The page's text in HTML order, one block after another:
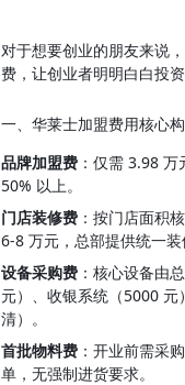
对于想要创业的朋友来说
费，让创业者明明白白投
一、华莱士加盟费用核心
品牌加盟费 ：仅需 3.98
50% 以上。
门店装修费 ：按门店面积
6-8 万元，总部提供统一装
设备采购费 ：核心设备由
元）、收银系统（5000
清）。
首批物料费 ：开业前需采
单，无强制进货要求。